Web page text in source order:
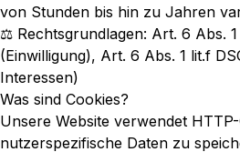
von Stunden bis hin zu Jahren
⚖️ Rechtsgrundlagen: Art. 6 Abs. 1
(Einwilligung), Art. 6 Abs. 1 lit.f
Interessen)
Was sind Cookies?
Unsere Website verwendet
nutzerspezifische Daten zu